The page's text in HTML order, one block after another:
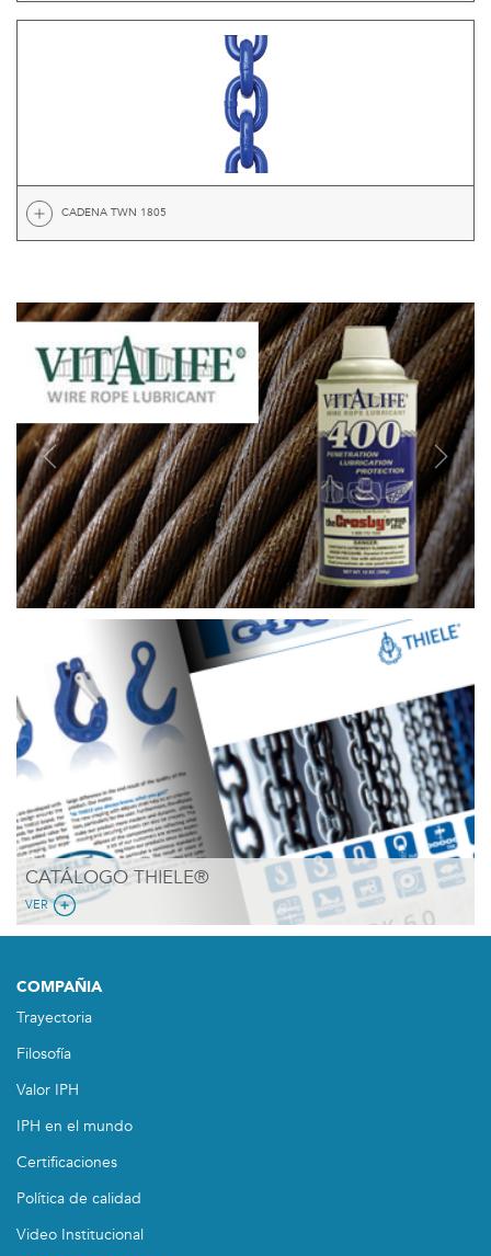
CADENA TWN 1805
Previous Next
CATÁLOGO THIELE®
VER
COMPAÑIA
Trayectoria
Filosofía
Valor IPH
IPH en el mundo
Certificaciones
Política de calidad
Video Institucional